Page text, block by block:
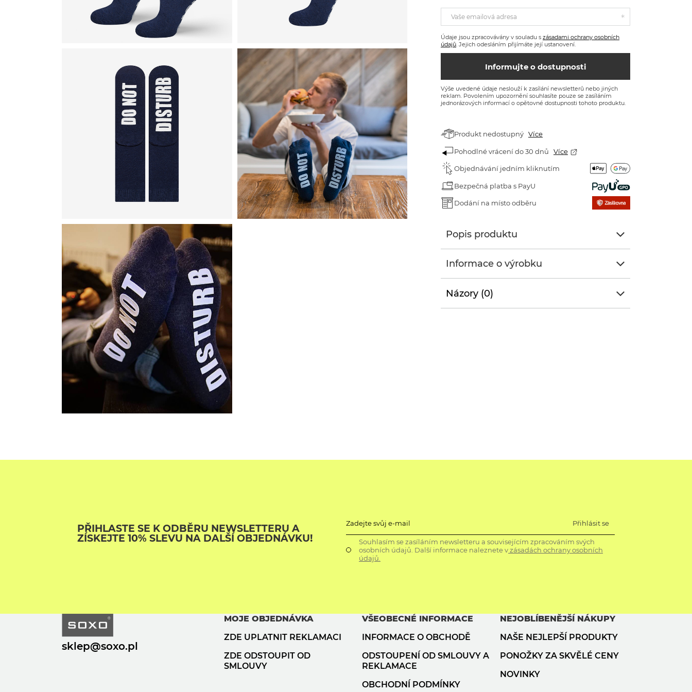
Dárek ke dni dětí
Dárek na Velikonoce
Dárek na Valentýna
Vánoční dárky
Vaše emailová adresa
Údaje jsou zpracovávány v souladu szásadami ochrany osobních
údajů. Jejich odesláním přijímáte její ustanovení.
Informujte o dostupnosti
Výše uvedené údaje neslouží k zasílání newsletterů nebo jiných
reklam. Povolením upozornění souhlasíte pouze se zasíláním
jednorázových informací o opětovné dostupnosti tohoto produktu.
Produkt nedostupný Více
Pohodlné vrácení do 30 dnů Více
Objednávání jedním kliknutím
Bezpečná platba s PayU
Dodání na místo odběru
Popis produktu
Informace o výrobku
Názory (0)
PŘIHLASTE SE K ODBĚRU NEWSLETTERU A
ZÍSKEJTE 10% SLEVU NA DALŠÍ OBJEDNÁVKU!
Zadejte svůj e-mail Přihlásit se
Souhlasím se zasíláním newsletteru a souvisejícím zpracováním svých
osobních údajů. Další informace naleznete vzásadách ochrany osobních
údajů.
sklep@soxo.pl
MOJE OBJEDNÁVKA
ZDE UPLATNIT REKLAMACI
ZDE ODSTOUPIT OD
SMLOUVY
VŠEOBECNÉ INFORMACE
INFORMACE O OBCHODĚ
ODSTOUPENÍ OD SMLOUVY A
REKLAMACE
OBCHODNÍ PODMÍNKY
NEJOBLÍBENĚJŠÍ NÁKUPY
NAŠE NEJLEPŠÍ PRODUKTY
PONOŽKY ZA SKVĚLÉ CENY
NOVINKY